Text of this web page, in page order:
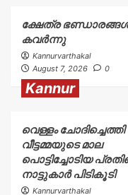
ക്ഷേത്ര
കവർന്നു
Kannurvarthakal
August 7, 2026
0
Kannur
വെള്ളം ചോദിച്ചെത്തി
വീട്ടമ്മയുടെ മാല
പൊട്ടിച്ചോടിയ
നാട്ടുകാർ പിടികൂടി
Kannurvarthakal